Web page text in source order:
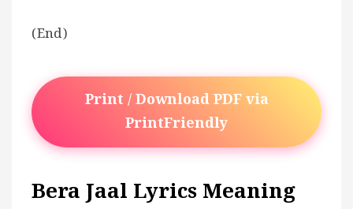
(End)
Print / Download PDF via
PrintFriendly
Bera Jaal Lyrics Meaning